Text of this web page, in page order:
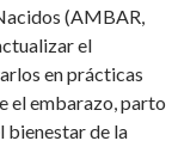
(AMBAR,
el
en prácticas
el embarazo, parto
bienestar de la